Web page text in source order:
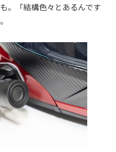
。「結構色々とあるんです